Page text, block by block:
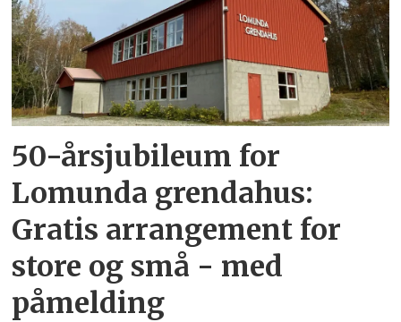
50-årsjubileum for
Lomunda grendahus:
Gratis arrangement for
store og små - med
påmelding